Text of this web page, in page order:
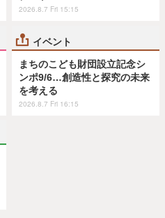
2026.8.7 Fri 15:15
イベント
まちのこども財団設立記念シ
ンポ9/6…創造性と探究の未来
を考える
2026.8.7 Fri 16:15